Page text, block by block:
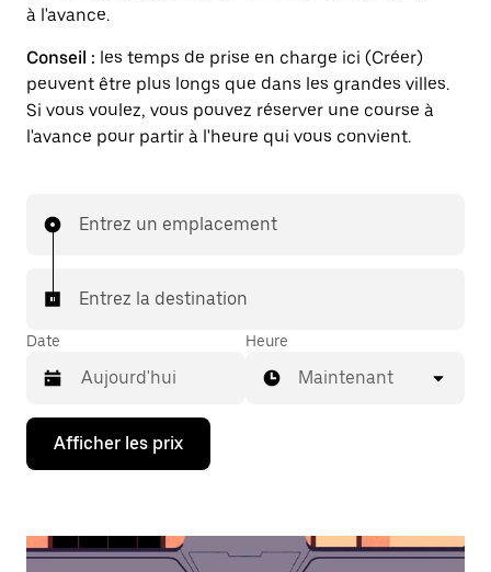
à l'avance.
Conseil : les temps de prise en charge ici (Créer)
peuvent être plus longs que dans les grandes villes.
Si vous voulez, vous pouvez réserver une course à
l'avance pour partir à l'heure qui vous convient.
Entrez un emplacement
Entrez la destination
Date
Appuyez
la
bas
Heure
Maintenant
Afficher les prix